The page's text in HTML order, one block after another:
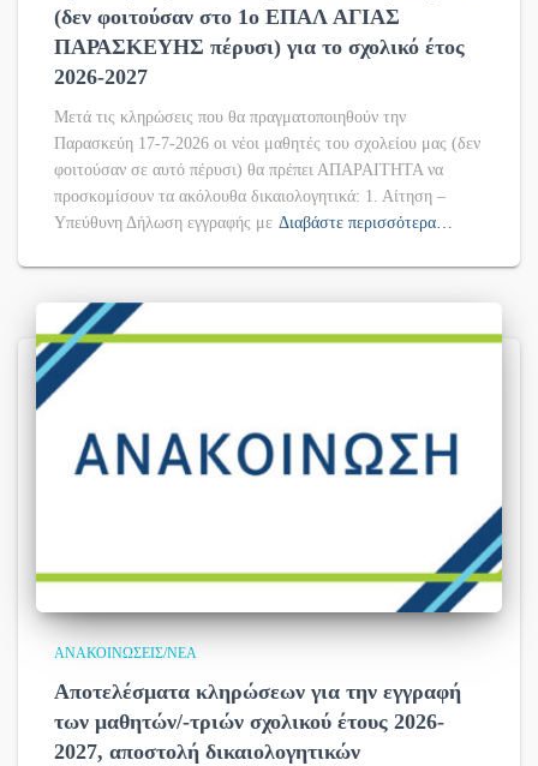
(δεν φοιτούσαν στο 1ο ΕΠΑΛ ΑΓΙΑΣ
ΠΑΡΑΣΚΕΥΗΣ πέρυσι) για το σχολικό έτος
2026-2027
Μετά τις κληρώσεις που θα πραγματοποιηθούν την
Παρασκεύη 17-7-2026 οι νέοι μαθητές του σχολείου μας (δεν
φοιτούσαν σε αυτό πέρυσι) θα πρέπει ΑΠΑΡΑΙΤΗΤΑ να
προσκομίσουν τα ακόλουθα δικαιολογητικά: 1. Αίτηση –
Υπεύθυνη Δήλωση εγγραφής με Διαβάστε περισσότερα…
ΑΝΑΚΟΙΝΏΣΕΙΣ/ΝΈΑ
Αποτελέσματα κληρώσεων για την εγγραφή
των μαθητών/-τριών σχολικού έτους 2026-
2027, αποστολή δικαιολογητικών